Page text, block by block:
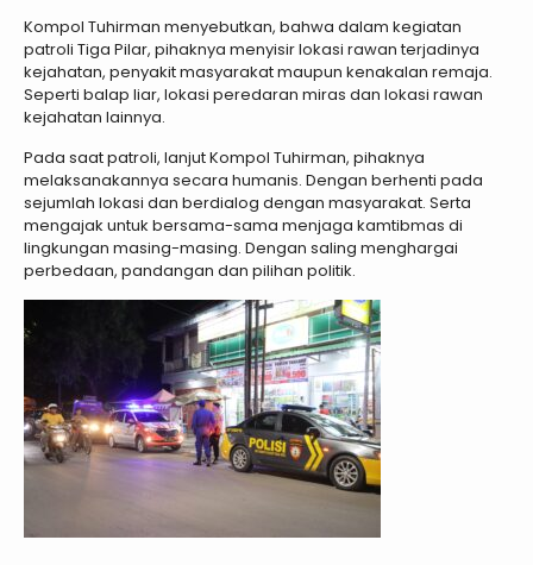
Kompol Tuhirman menyebutkan, bahwa dalam kegiatan
patroli Tiga Pilar, pihaknya menyisir lokasi rawan terjadinya
kejahatan, penyakit masyarakat maupun kenakalan remaja.
Seperti balap liar, lokasi peredaran miras dan lokasi rawan
kejahatan lainnya.
Pada saat patroli, lanjut Kompol Tuhirman, pihaknya
melaksanakannya secara humanis. Dengan berhenti pada
sejumlah lokasi dan berdialog dengan masyarakat. Serta
mengajak untuk bersama-sama menjaga kamtibmas di
lingkungan masing-masing. Dengan saling menghargai
perbedaan, pandangan dan pilihan politik.